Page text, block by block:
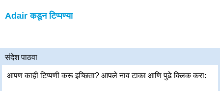
Adair कडून टिप्पण्या
संदेश पाठवा
आपण काही टिप्पणी करू इच्छिता? आपले नाव टाका आणि पुढे क्लिक करा: